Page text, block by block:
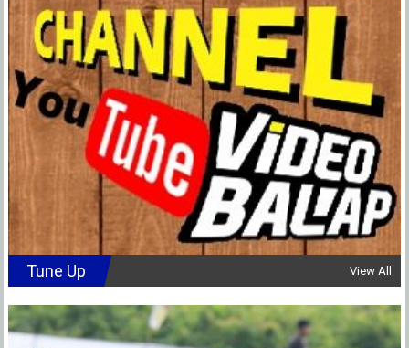
Tune Up View All